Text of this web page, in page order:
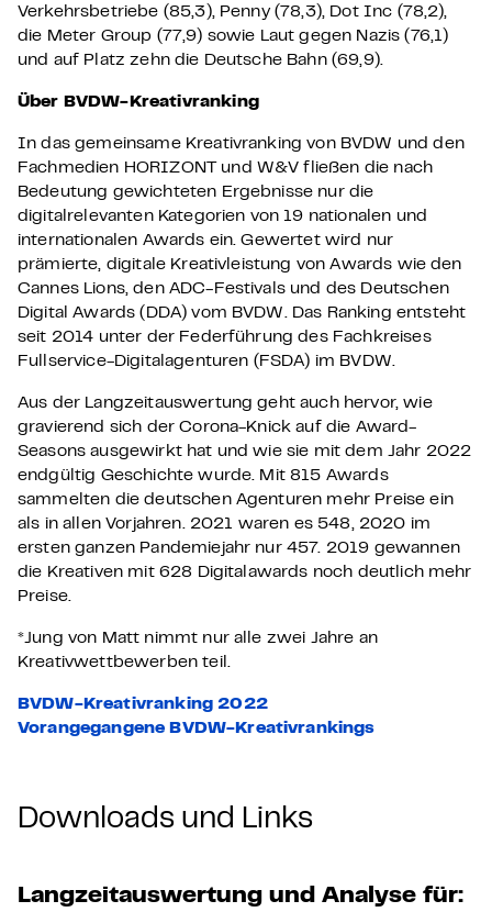
Verkehrsbetriebe (85,3), Penny (78,3), Dot Inc (78,2),
die Meter Group (77,9) sowie Laut gegen Nazis (76,1)
und auf Platz zehn die Deutsche Bahn (69,9).
Über BVDW-Kreativranking
In das gemeinsame Kreativranking von BVDW und den
Fachmedien HORIZONT und W&V fließen die nach
Bedeutung gewichteten Ergebnisse nur die
digitalrelevanten Kategorien von 19 nationalen und
internationalen Awards ein. Gewertet wird nur
prämierte, digitale Kreativleistung von Awards wie den
Cannes Lions, den ADC-Festivals und des Deutschen
Digital Awards (DDA) vom BVDW. Das Ranking entsteht
seit 2014 unter der Federführung des Fachkreises
Fullservice-Digitalagenturen (FSDA) im BVDW.
Aus der Langzeitauswertung geht auch hervor, wie
gravierend sich der Corona-Knick auf die Award-
Seasons ausgewirkt hat und wie sie mit dem Jahr 2022
endgültig Geschichte wurde. Mit 815 Awards
sammelten die deutschen Agenturen mehr Preise ein
als in allen Vorjahren. 2021 waren es 548, 2020 im
ersten ganzen Pandemiejahr nur 457. 2019 gewannen
die Kreativen mit 628 Digitalawards noch deutlich mehr
Preise.
*Jung von Matt nimmt nur alle zwei Jahre an
Kreativwettbewerben teil.
BVDW-Kreativranking 2022
Vorangegangene BVDW-Kreativrankings
Downloads und Links
Langzeitauswertung und Analyse für: